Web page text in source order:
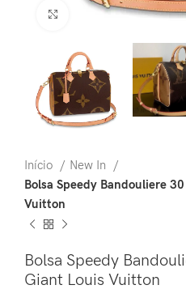
Clique para ampliar
Início
New In
Bolsa Speedy Bandouliere
Vuitton
Bolsa Speedy
Giant Louis Vuitton